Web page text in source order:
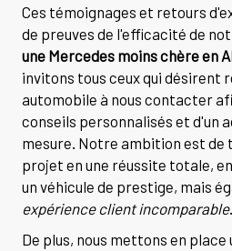
Ces témoignages et retours
de preuves de l'efficacité de
une Mercedes moins chère en
invitons tous ceux qui désirent
automobile à nous contacter
conseils personnalisés et d'un
mesure. Notre ambition est de
projet en une réussite totale,
un véhicule de prestige, mais
expérience client incomparable.
De plus, nous mettons en place